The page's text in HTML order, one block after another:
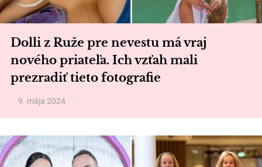
Dolli z Ruže pre nevestu má vraj
nového priateľa. Ich vzťah mali
prezradiť tieto fotografie
9. mája 2024